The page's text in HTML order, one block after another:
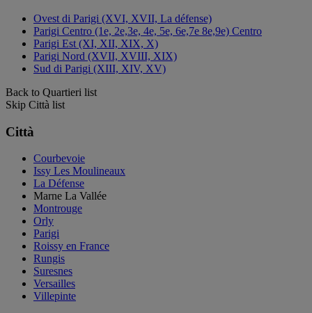
Ovest di Parigi (XVI, XVII, La défense)
Parigi Centro (1e, 2e,3e, 4e, 5e, 6e,7e 8e,9e) Centro
Parigi Est (XI, XII, XIX, X)
Parigi Nord (XVII, XVIII, XIX)
Sud di Parigi (XIII, XIV, XV)
Back to Quartieri list
Skip Città list
Città
Courbevoie
Issy Les Moulineaux
La Défense
Marne La Vallée
Montrouge
Orly
Parigi
Roissy en France
Rungis
Suresnes
Versailles
Villepinte